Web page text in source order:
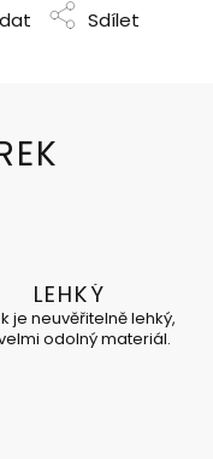
Sdílet
LEHKÝ
je neuvěřitelně lehký,
odolný materiál.